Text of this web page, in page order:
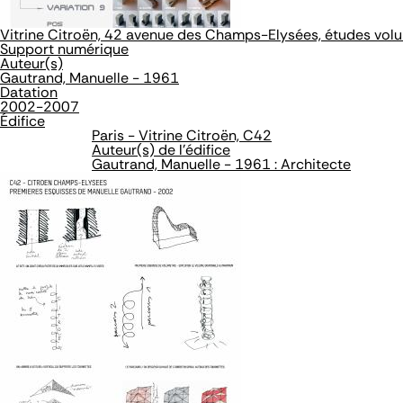
Vitrine Citroën, 42 avenue des Champs-Elysées, études
Support numérique
Auteur(s)
Gautrand, Manuelle - 1961
Datation
2002-2007
Édifice
Paris - Vitrine Citroën, C42
Auteur(s) de l'édifice
Gautrand, Manuelle - 1961 : Architecte